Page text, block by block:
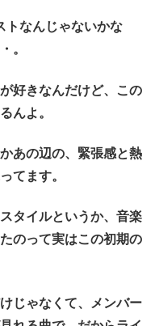
トなんじゃないかな
。
好きなんだけど、この
んよ。
あの辺の、緊張感と熱
てます。
タイルというか、音楽
のって実はこの初期の
じゃなくて、メンバー